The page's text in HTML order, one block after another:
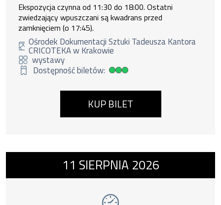
Ekspozycja czynna od 11:30 do 18:00. Ostatni
zwiedzający wpuszczani są kwadrans przed
zamknięciem (o 17:45).
Ośrodek Dokumentacji Sztuki Tadeusza Kantora
CRICOTEKA w Krakowie
wystawy
Dostępność biletów:
Duża dostępność biletów
KUP BILET
Wydarzenie numer 11: Wystawy w
11 SIERPNIA 2026